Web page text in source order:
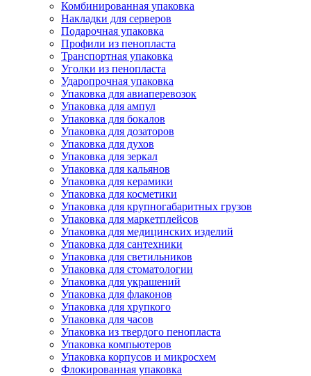
Комбинированная упаковка
Накладки для серверов
Подарочная упаковка
Профили из пенопласта
Транспортная упаковка
Уголки из пенопласта
Ударопрочная упаковка
Упаковка для авиаперевозок
Упаковка для ампул
Упаковка для бокалов
Упаковка для дозаторов
Упаковка для духов
Упаковка для зеркал
Упаковка для кальянов
Упаковка для керамики
Упаковка для косметики
Упаковка для крупногабаритных грузов
Упаковка для маркетплейсов
Упаковка для медицинских изделий
Упаковка для сантехники
Упаковка для светильников
Упаковка для стоматологии
Упаковка для украшений
Упаковка для флаконов
Упаковка для хрупкого
Упаковка для часов
Упаковка из твердого пенопласта
Упаковка компьютеров
Упаковка корпусов и микросхем
Флокированная упаковка